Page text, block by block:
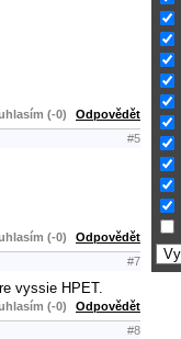
(-0) Odpovědět
#5
(-0) Odpovědět
#7
vyssie HPET.
(-0) Odpovědět
#8